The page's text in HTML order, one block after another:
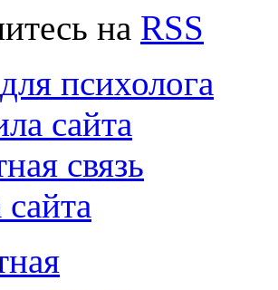
на RSS
психолога
сайта
связь